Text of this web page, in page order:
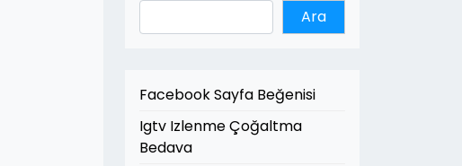
Ara
Facebook Sayfa Beğenisi
Igtv Izlenme Çoğaltma
Bedava